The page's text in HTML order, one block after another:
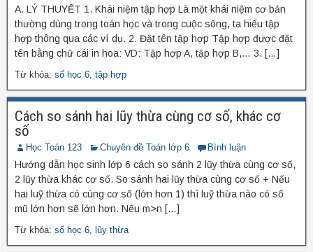
A. LÝ THUYẾT 1. Khái niệm tập hợp Là một khái niệm cơ bản
thường dùng trong toán học và trong cuộc sống, ta hiểu tập
hợp thông qua các ví dụ. 2. Đặt tên tập hợp Tập hợp được đặt
tên bằng chữ cái in hoa: VD: Tập hợp A, tập hợp B,… 3. […]
Từ khóa: số học 6, tập hợp
Cách so sánh hai lũy thừa cùng cơ số, khác cơ
số
Học Toán 123 Chuyên đề Toán lớp 6 Bình luận
Hướng dẫn học sinh lớp 6 cách so sánh 2 lũy thừa cùng cơ số,
2 lũy thừa khác cơ số. So sánh hai lũy thừa cùng cơ số + Nếu
hai luỹ thừa có cùng cơ số (lớn hơn 1) thì luỹ thừa nào có số
mũ lớn hơn sẽ lớn hơn. Nếu m>n […]
Từ khóa: số học 6, lũy thừa